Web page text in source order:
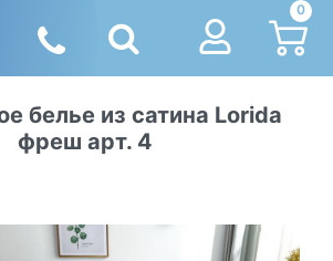
0
белье из сатина Lorida
фреш арт. 4